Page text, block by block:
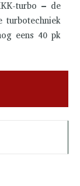
turbo – de
turbotechniek
eens 40 pk